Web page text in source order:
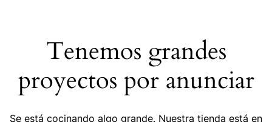
Tenemos grandes
proyectos por anunciar
Se está cocinando algo grande. Nuestra tienda está en